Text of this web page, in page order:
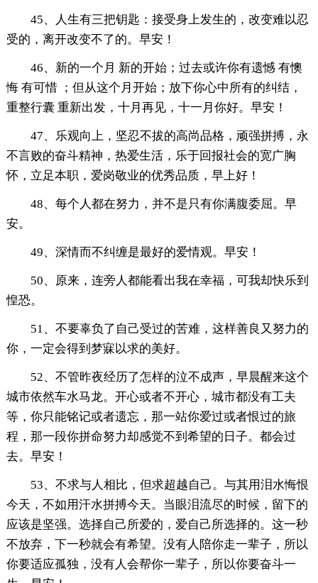
45、人生有三把钥匙：接受身上发生的，改变难以忍
受的，离开改变不了的。早安！
46、新的一个月 新的开始；过去或许你有遗憾 有懊
悔 有可惜 ；但从这个月开始；放下你心中所有的纠结，
重整行囊 重新出发，十月再见，十一月你好。早安！
47、乐观向上，坚忍不拔的高尚品格，顽强拼搏，永
不言败的奋斗精神，热爱生活，乐于回报社会的宽广胸
怀，立足本职，爱岗敬业的优秀品质，早上好！
48、每个人都在努力，并不是只有你满腹委屈。早
安。
49、深情而不纠缠是最好的爱情观。早安！
50、原来，连旁人都能看出我在幸福，可我却快乐到
惶恐。
51、不要辜负了自己受过的苦难，这样善良又努力的
你，一定会得到梦寐以求的美好。
52、不管昨夜经历了怎样的泣不成声，早晨醒来这个
城市依然车水马龙。开心或者不开心，城市都没有工夫
等，你只能铭记或者遗忘，那一站你爱过或者恨过的旅
程，那一段你拼命努力却感觉不到希望的日子。都会过
去。早安！
53、不求与人相比，但求超越自己。与其用泪水悔恨
今天，不如用汗水拼搏今天。当眼泪流尽的时候，留下的
应该是坚强。选择自己所爱的，爱自己所选择的。这一秒
不放弃，下一秒就会有希望。没有人陪你走一辈子，所以
你要适应孤独，没有人会帮你一辈子，所以你要奋斗一